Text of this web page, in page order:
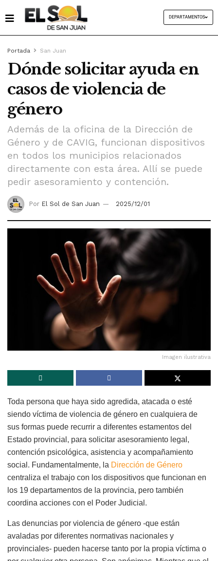
DEPARTAMENTOS
Portada San Juan
Dónde solicitar ayuda en
casos de violencia de
género
Además de la oficina de la Dirección de
Género y de CAVIG, funcionan dispositivos
en todos los municipios relacionados
directamente con esta área. Allí se puede
pedir asesoramiento y contención.
Por El Sol de San Juan 2025/12/01
Imagen ilustrativa
Toda persona que haya sido agredida, atacada o esté
siendo víctima de violencia de género en cualquiera de
sus formas puede recurrir a diferentes estamentos del
Estado provincial, para solicitar asesoramiento legal,
contención psicológica, asistencia y acompañamiento
social. Fundamentalmente, la Dirección de Género
centraliza el trabajo con los dispositivos que funcionan en
los 19 departamentos de la provincia, pero también
coordina acciones con el Poder Judicial.
Las denuncias por violencia de género -que están
avaladas por diferentes normativas nacionales y
provinciales- pueden hacerse tanto por la propia víctima o